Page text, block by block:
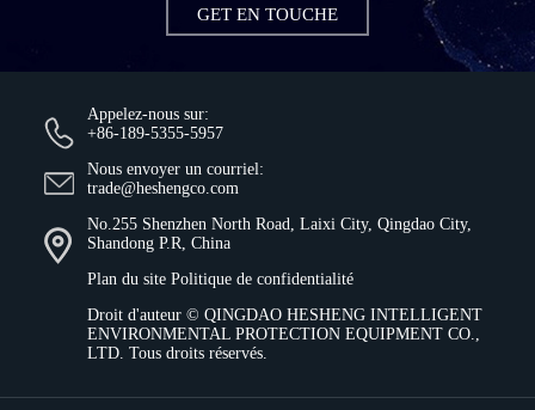
GET EN TOUCHE
Appelez-nous sur:
+86-189-5355-5957
Nous envoyer un courriel:
trade@heshengco.com
No.255 Shenzhen North Road, Laixi City, Qingdao City,
Shandong P.R, China
Plan du site Politique de confidentialité
Droit d'auteur © QINGDAO HESHENG INTELLIGENT
ENVIRONMENTAL PROTECTION EQUIPMENT CO.,
LTD. Tous droits réservés.